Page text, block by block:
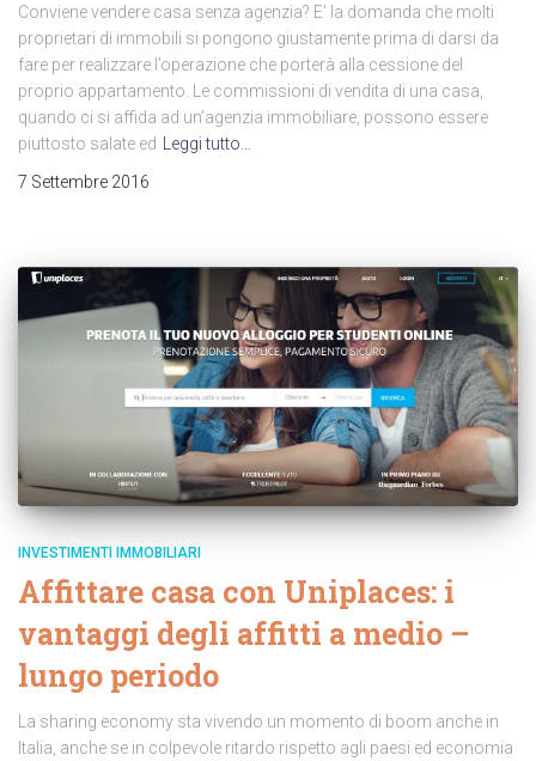
Conviene vendere casa senza agenzia? E’ la domanda che molti
proprietari di immobili si pongono giustamente prima di darsi da
fare per realizzare l’operazione che porterà alla cessione del
proprio appartamento. Le commissioni di vendita di una casa,
quando ci si affida ad un’agenzia immobiliare, possono essere
piuttosto salate ed
Leggi tutto…
7 Settembre 2016
INVESTIMENTI IMMOBILIARI
Affittare casa con Uniplaces: i
vantaggi degli affitti a medio –
lungo periodo
La sharing economy sta vivendo un momento di boom anche in
Italia, anche se in colpevole ritardo rispetto agli paesi ed economia